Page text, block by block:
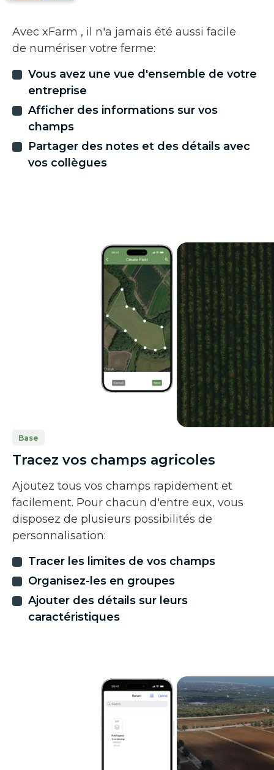
Avec xFarm , il n'a jamais été aussi facile
de numériser votre ferme:
Vous avez une vue d'ensemble de votre
entreprise
Afficher des informations sur vos
champs
Partager des notes et des détails avec
vos collègues
Base
Tracez vos champs agricoles
Ajoutez tous vos champs rapidement et
facilement. Pour chacun d'entre eux, vous
disposez de plusieurs possibilités de
personnalisation:
Tracer les limites de vos champs
Organisez-les en groupes
Ajouter des détails sur leurs
caractéristiques